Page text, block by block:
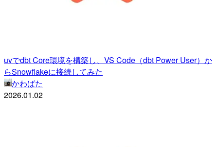
uvでdbt Core環境を構築し、VS Code（dbt Power User）か
らSnowflakeに接続してみた
かわばた
2026.01.02